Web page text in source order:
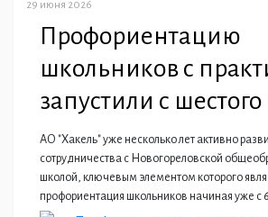
29 июня 2026
Профориентацию
школьников с
запустили с шестого
АО "Хакель" уже несколько лет активно
сотрудничества с Новогореловской
школой, ключевым элементом которого
профориентация школьников начиная уже с